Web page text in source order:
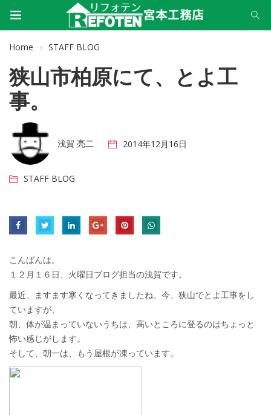
Home STAFF BLOG
狭山市柏原にて、とよ工
事。
浅賀 亮二 2014年12月16日
STAFF BLOG
こんばんは。
１２月１６日、火曜日ブログ担当の浅賀です。
最近、ますます寒くなってきましたね。今、狭山でとよ工事をし
ていますが、
朝、体が温まっていないうちは、高いところに登るのはちょっと
怖い感じがします。
そして、朝一は、もう屋根が凍っています。